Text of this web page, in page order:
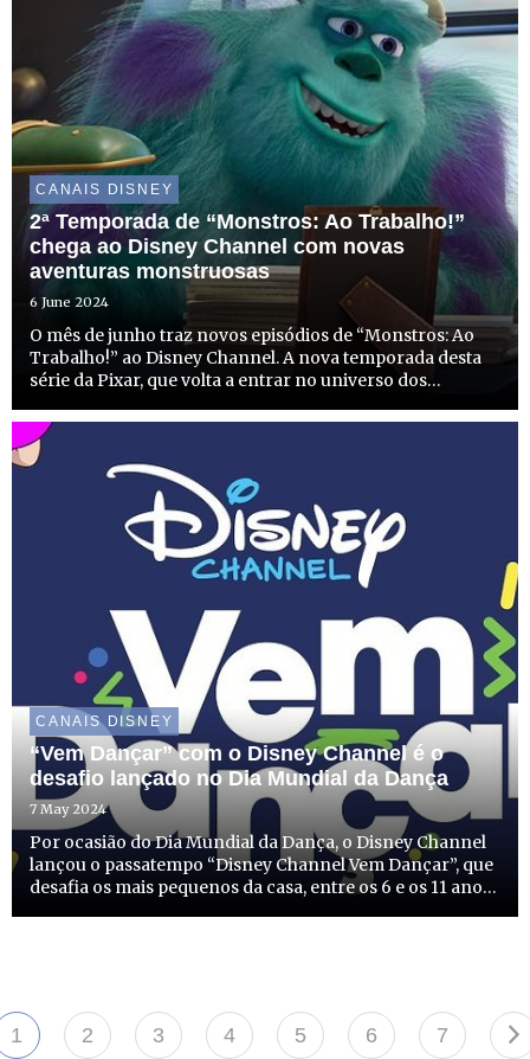
CANAIS DISNEY
2ª Temporada de “Monstros: Ao Trabalho!”
chega ao Disney Channel com novas
aventuras monstruosas
6 June 2024
O mês de junho traz novos episódios de “Monstros: Ao
Trabalho!” ao Disney Channel. A nova temporada desta
série da Pixar, que volta a entrar no universo dos
de junho, ao final da tarde.
CANAIS DISNEY
“Vem Dançar” com o Disney Channel é o
desafio lançado no Dia Mundial da Dança
7 May 2024
Por ocasião do Dia Mundial da Dança, o Disney Channel
lançou o passatempo “Disney Channel Vem Dançar”, que
desafia os mais pequenos da casa, entre os 6 e os 11 anos,
1 2 3 4 5 6 7